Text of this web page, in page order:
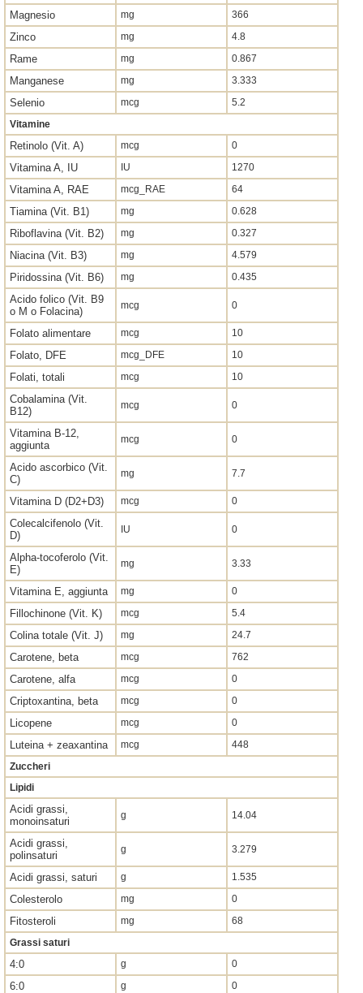
Magnesio mg 366
Zinco mg 4.8
Rame mg 0.867
Manganese mg 3.333
Selenio mcg
5.2
Vitamine
Retinolo (Vit. A) mcg 0
Vitamina A, IU IU 1270
Vitamina A, RAE mcg_RAE 64
Tiamina (Vit. B1) mg 0.628
Riboflavina (Vit. B2) mg 0.327
Niacina (Vit. B3) mg 4.579
Piridossina (Vit. B6) mg 0.435
Acido folico (Vit. B9
o M o Folacina)
mcg 0
Folato alimentare mcg 10
Folato, DFE mcg_DFE 10
Folati, totali mcg 10
Cobalamina (Vit.
B12)
mcg 0
Vitamina B-12,
aggiunta
mcg 0
Acido ascorbico (Vit.
C)
mg 7.7
Vitamina D (D2+D3) mcg 0
Colecalcifenolo (Vit.
D)
IU 0
Alpha-tocoferolo (Vit.
E)
mg 3.33
Vitamina E, aggiunta mg 0
Fillochinone (Vit. K) mcg 5.4
Colina totale (Vit. J) mg 24.7
Carotene, beta mcg 762
Carotene, alfa mcg 0
Criptoxantina, beta mcg 0
Licopene mcg 0
Luteina + zeaxantina mcg
448
Zuccheri
Lipidi
Acidi grassi,
monoinsaturi
g 14.04
Acidi grassi,
polinsaturi
g 3.279
Acidi grassi, saturi g 1.535
Colesterolo mg 0
Fitosteroli mg
68
Grassi saturi
4:0 g 0
6:0 g 0